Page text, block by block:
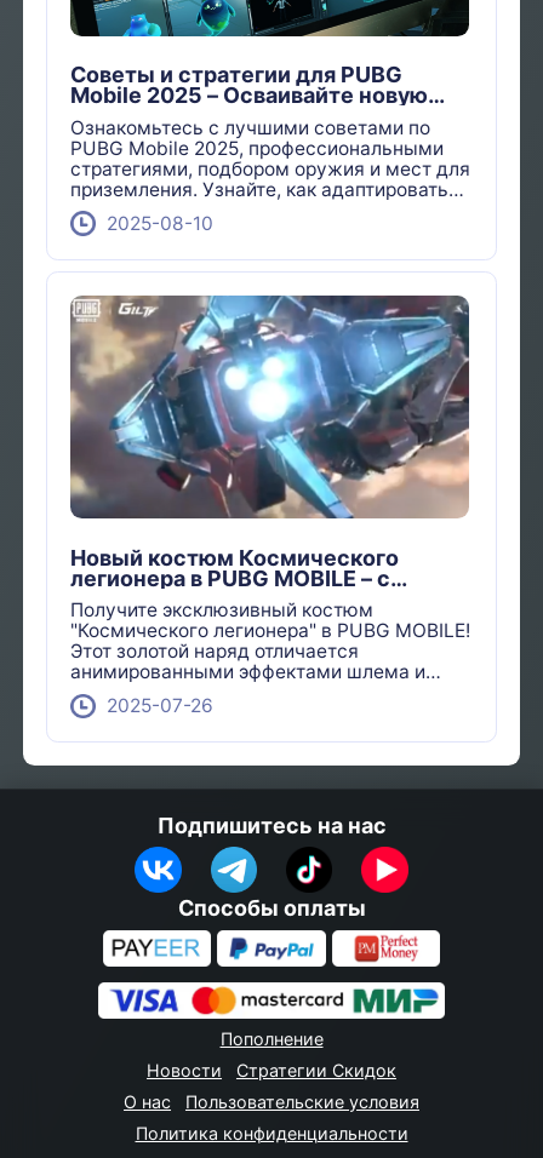
Советы и стратегии для PUBG
Mobile 2025 – Осваивайте новую
мету и выигрывайте больше матчей
Ознакомьтесь с лучшими советами по
PUBG Mobile 2025, профессиональными
стратегиями, подбором оружия и мест для
приземления. Узнайте, как адаптироваться
к новой мете, дольше выживать и
получать больше куриных обедов в
2025-08-10
Новый костюм Космического
легионера в PUBG MOBILE – с
анимированным шлемом и
озвучкой!
Получите эксклюзивный костюм
"Космического легионера" в PUBG MOBILE!
Этот золотой наряд отличается
анимированными эффектами шлема и
уникальной озвучкой. Кроме того,
разблокируйте улучшенную снайперскую
года.
2025-07-26
Подпишитесь на нас
Способы оплаты
Пополнение
Новости
Стратегии Скидок
О нас
Пользовательские условия
Политика конфиденциальности